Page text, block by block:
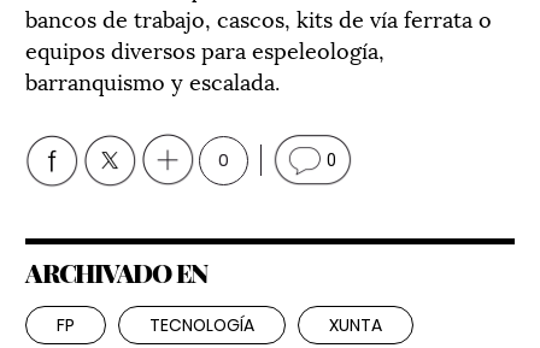
bancos de trabajo, cascos, kits de vía ferrata o
equipos diversos para espeleología,
barranquismo y escalada.
0 0
ARCHIVADO EN
FP TECNOLOGÍA XUNTA